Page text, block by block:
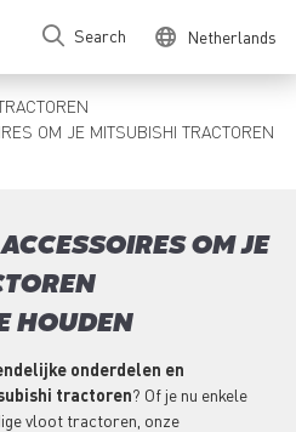
Search Netherlands
OM JE MITSUBISHI TRACTOREN
OM JE
HOUDEN
onderdelen en
tractoren? Of je nu enkele
vloot tractoren, onze